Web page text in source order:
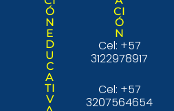
Ó
N
E
D
U
C
A
TI
V
CI
Ó
N
Cel: +57
3122978917
Cel: +57
3207564654